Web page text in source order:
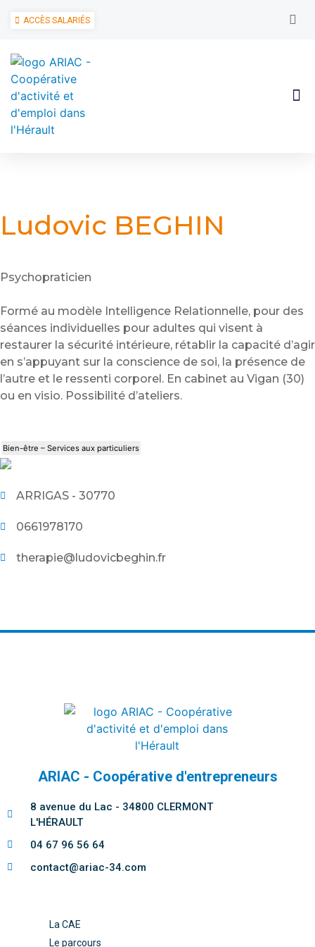
ACCÈS SALARIÉS
Ludovic BEGHIN
Psychopraticien
Formé au modèle Intelligence Relationnelle, pour des
séances individuelles pour adultes qui visent à
restaurer la sécurité intérieure, rétablir la capacité d’agir
en s’appuyant sur la conscience de soi, la présence de
l’autre et le ressenti corporel. En cabinet au Vigan (30)
ou en visio. Possibilité d’ateliers.
Bien-être – Services aux particuliers
ARRIGAS - 30770
0661978170
therapie@ludovicbeghin.fr
ARIAC - Coopérative d'entrepreneurs
8 avenue du Lac - 34800 CLERMONT
L'HÉRAULT
04 67 96 56 64
contact@ariac-34.com
La CAE
Le parcours